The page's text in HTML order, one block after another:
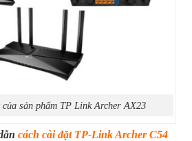
của sản phẩm TP Link Archer AX23
cách cài đặt TP-Link Archer C54